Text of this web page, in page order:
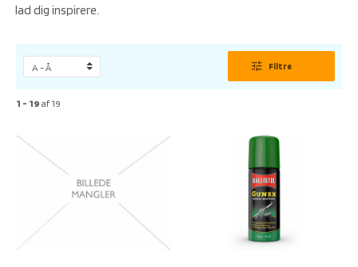
lad dig inspirere.
tune Filtre
1 - 19af19